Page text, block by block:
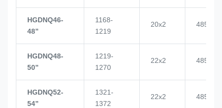
HGDNQ46-
48’’
1168-
1219
20x2 4855
HGDNQ48-
50’’
1219-
1270
22x2 4855
HGDNQ52-
54’’
1321-
1372
22x2 4855